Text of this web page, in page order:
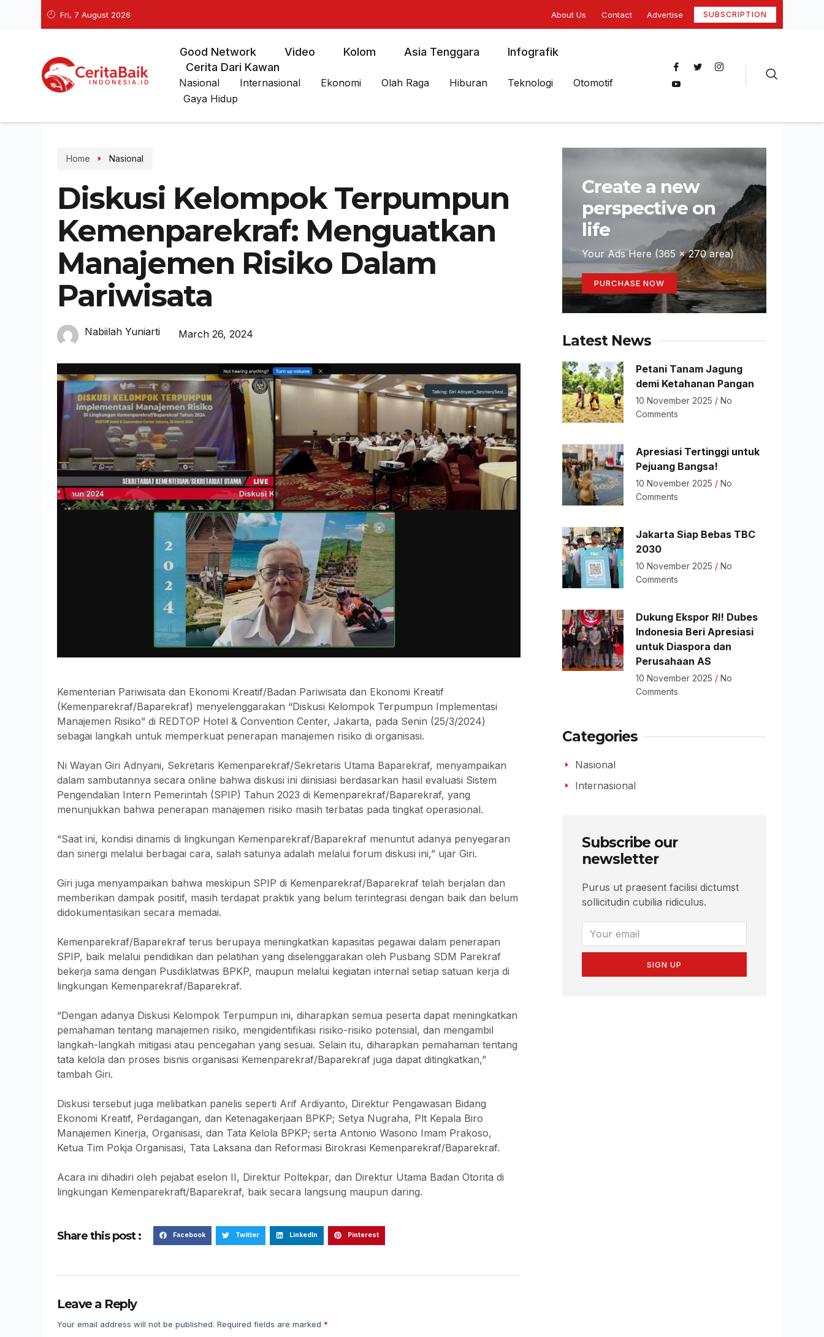
Fri, 7 August 2026 About Us Contact Advertise SUBSCRIPTION
Good Network Video Kolom Asia Tenggara
Infografik
Cerita Dari Kawan
Nasional Internasional Ekonomi Olah Raga Hiburan Teknologi
Otomotif
Gaya Hidup
Home Nasional
Diskusi Kelompok Terpumpun
Kemenparekraf: Menguatkan
Manajemen Risiko Dalam
Pariwisata
Nabiilah Yuniarti March 26, 2024
Kementerian Pariwisata dan Ekonomi Kreatif/Badan Pariwisata dan Ekonomi Kreatif
(Kemenparekraf/Baparekraf) menyelenggarakan “Diskusi Kelompok Terpumpun Implementasi
Manajemen Risiko” di REDTOP Hotel & Convention Center, Jakarta, pada Senin (25/3/2024)
sebagai langkah untuk memperkuat penerapan manajemen risiko di organisasi.
Ni Wayan Giri Adnyani, Sekretaris Kemenparekraf/Sekretaris Utama Baparekraf, menyampaikan
dalam sambutannya secara online bahwa diskusi ini diinisiasi berdasarkan hasil evaluasi Sistem
Pengendalian Intern Pemerintah (SPIP) Tahun 2023 di Kemenparekraf/Baparekraf, yang
menunjukkan bahwa penerapan manajemen risiko masih terbatas pada tingkat operasional.
“Saat ini, kondisi dinamis di lingkungan Kemenparekraf/Baparekraf menuntut adanya penyegaran
dan sinergi melalui berbagai cara, salah satunya adalah melalui forum diskusi ini,” ujar Giri.
Giri juga menyampaikan bahwa meskipun SPIP di Kemenparekraf/Baparekraf telah berjalan dan
memberikan dampak positif, masih terdapat praktik yang belum terintegrasi dengan baik dan belum
didokumentasikan secara memadai.
Kemenparekraf/Baparekraf terus berupaya meningkatkan kapasitas pegawai dalam penerapan
SPIP, baik melalui pendidikan dan pelatihan yang diselenggarakan oleh Pusbang SDM Parekraf
bekerja sama dengan Pusdiklatwas BPKP, maupun melalui kegiatan internal setiap satuan kerja di
lingkungan Kemenparekraf/Baparekraf.
“Dengan adanya Diskusi Kelompok Terpumpun ini, diharapkan semua peserta dapat meningkatkan
pemahaman tentang manajemen risiko, mengidentifikasi risiko-risiko potensial, dan mengambil
langkah-langkah mitigasi atau pencegahan yang sesuai. Selain itu, diharapkan pemahaman tentang
tata kelola dan proses bisnis organisasi Kemenparekraf/Baparekraf juga dapat ditingkatkan,”
tambah Giri.
Diskusi tersebut juga melibatkan panelis seperti Arif Ardiyanto, Direktur Pengawasan Bidang
Ekonomi Kreatif, Perdagangan, dan Ketenagakerjaan BPKP; Setya Nugraha, Plt Kepala Biro
Manajemen Kinerja, Organisasi, dan Tata Kelola BPKP; serta Antonio Wasono Imam Prakoso,
Ketua Tim Pokja Organisasi, Tata Laksana dan Reformasi Birokrasi Kemenparekraf/Baparekraf.
Acara ini dihadiri oleh pejabat eselon II, Direktur Poltekpar, dan Direktur Utama Badan Otorita di
lingkungan Kemenparekraft/Baparekraf, baik secara langsung maupun daring.
Share this post : Facebook Twitter LinkedIn Pinterest
Leave a Reply
Your email address will not be published. Required fields are marked *
Create a new
perspective on
life
Your Ads Here (365 x 270 area)
PURCHASE NOW
Latest News
Petani Tanam Jagung
demi Ketahanan Pangan
10 November 2025
No
Comments
Apresiasi Tertinggi untuk
Pejuang Bangsa!
10 November 2025
No
Comments
Jakarta Siap Bebas TBC
2030
10 November 2025
No
Comments
Dukung Ekspor RI! Dubes
Indonesia Beri Apresiasi
untuk Diaspora dan
Perusahaan AS
10 November 2025
No
Comments
Categories
Nasional
Internasional
Subscribe our
newsletter
Purus ut praesent facilisi dictumst
sollicitudin cubilia ridiculus.
SIGN UP